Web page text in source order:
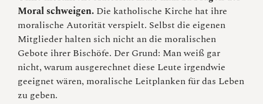
Moral schweigen. Die katholische Kirche hat ihre
moralische Autorität verspielt. Selbst die eigenen
Mitglieder halten sich nicht an die moralischen
Gebote ihrer Bischöfe. Der Grund: Man weiß gar
nicht, warum ausgerechnet diese Leute irgendwie
geeignet wären, moralische Leitplanken für das Leben
zu geben.